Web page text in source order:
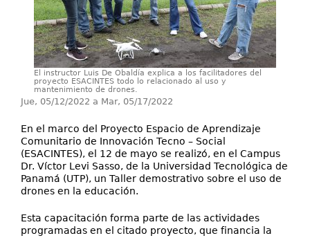
El instructor Luis De Obaldía explica a los facilitadores del
proyecto ESACINTES todo lo relacionado al uso y
mantenimiento de drones.
Jue, 05/12/2022 a Mar, 05/17/2022
En el marco del Proyecto Espacio de Aprendizaje
Comunitario de Innovación Tecno – Social
(ESACINTES), el 12 de mayo se realizó, en el Campus
Dr. Víctor Levi Sasso, de la Universidad Tecnológica de
Panamá (UTP), un Taller demostrativo sobre el uso de
drones en la educación.
Esta capacitación forma parte de las actividades
programadas en el citado proyecto, que financia la